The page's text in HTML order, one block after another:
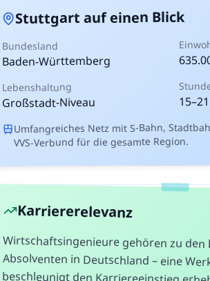
Stuttgart auf einen Blick
Bundesland
Baden-Württemberg
Lebenshaltung
Großstadt-Niveau 15–21
Umfangreiches Netz mit S-Bahn,
VVS-Verbund für die gesamte Region.
Karriererelevanz
Wirtschaftsingenieure gehören zu den
Absolventen in Deutschland – eine
beschleunigt den Karriereeinstieg
technische und wirtschaftliche Perspektiven
dich für Führungspositionen in der
Unternehmen schätzen Werkstudenten, die
dass sie beide Welten verstehen und